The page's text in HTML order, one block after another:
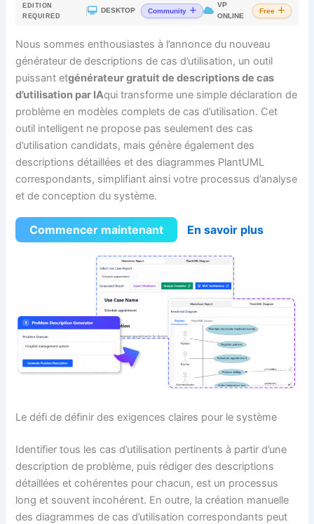
EDITION
REQUIRED
| DESKTOP Community
VP
ONLINE
Free
Nous sommes enthousiastes à l’annonce du nouveau
générateur de descriptions de cas d’utilisation, un outil
puissant etgénérateur gratuit de descriptions de cas
d’utilisation par IAqui transforme une simple déclaration de
problème en modèles complets de cas d’utilisation. Cet
outil intelligent ne propose pas seulement des cas
d’utilisation candidats, mais génère également des
descriptions détaillées et des diagrammes PlantUML
correspondants, simplifiant ainsi votre processus d’analyse
et de conception du système.
Commencer maintenant En savoir plus
Le défi de définir des exigences claires pour le système
Identifier tous les cas d’utilisation pertinents à partir d’une
description de problème, puis rédiger des descriptions
détaillées et cohérentes pour chacun, est un processus
long et souvent incohérent. En outre, la création manuelle
des diagrammes de cas d’utilisation correspondants peut